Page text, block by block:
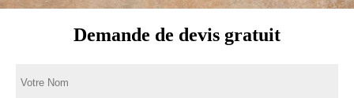
Demande de devis gratuit